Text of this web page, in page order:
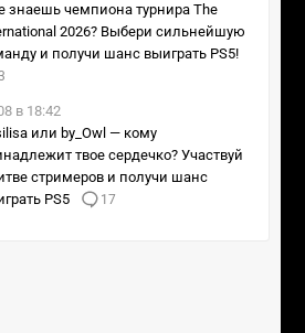
знаешь чемпиона турнира The
2026? Выбери сильнейшую
и получи шанс выиграть PS5!
в 18:42
или by_Owl — кому
твое сердечко? Участвуй
стримеров и получи шанс
PS5
17